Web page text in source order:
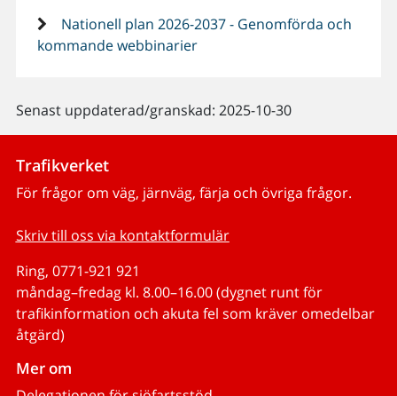
Nationell plan 2026-2037 - Genomförda och
kommande webbinarier
Senast uppdaterad/granskad: 2025-10-30
Trafikverket
För frågor om väg, järnväg, färja och övriga frågor.
Skriv till oss via kontaktformulär
Ring, 0771-921 921
måndag–fredag kl. 8.00–16.00 (dygnet runt för
trafikinformation och akuta fel som kräver omedelbar
åtgärd)
Mer om